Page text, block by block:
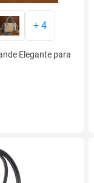
+ 4
Elegante para